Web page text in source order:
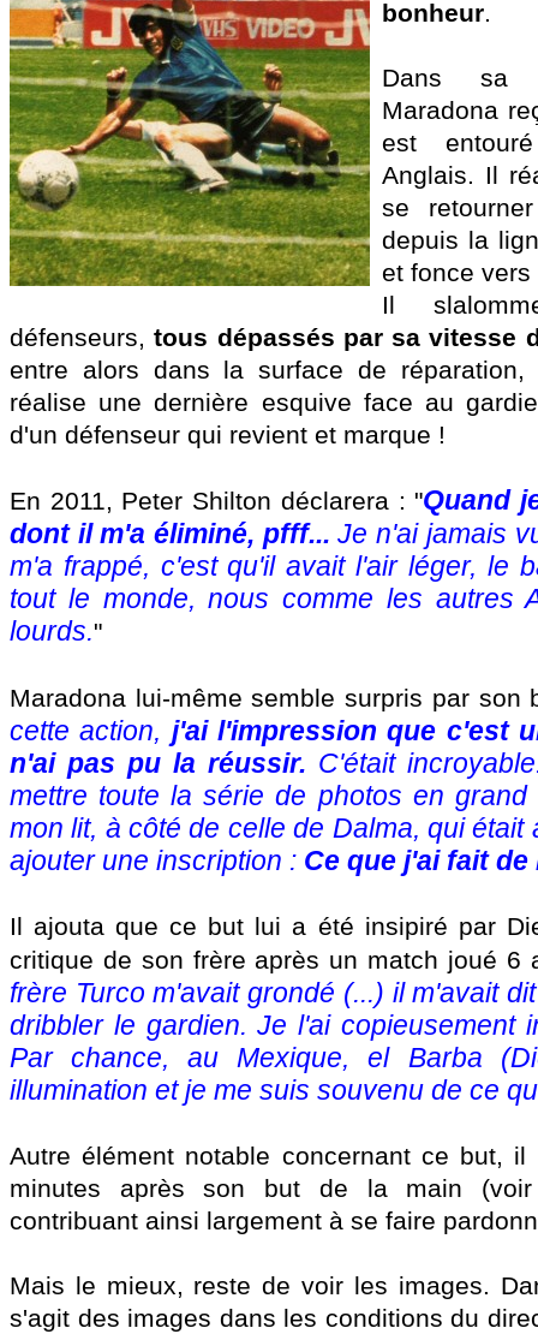
bonheur.
Dans sa
Maradona
est
Anglais. Il
se
depuis la
et fonce
Il
défenseurs,tous dépassés par sa vitesse
entre alors dans la surface de réparation,
réalise une dernière esquive face au
d'un défenseur qui revient et marque !
En 2011, Peter Shilton déclarera : "Quand
dont il m'a éliminé, pfff... Je n'ai jamais
m'a frappé, c'est qu'il avait l'air léger, le
tout le monde, nous comme les autres
lourds."
Maradona lui-même semble surpris par son
cette action, j'ai l'impression que c'est
n'ai pas pu la réussir. C'était
mettre toute la série de photos en
mon lit, à côté de celle de Dalma, qui était
ajouter une inscription : Ce que j'ai fait de
Il ajouta que ce but lui a été insipiré par
critique de son frère après un match joué 6
frère Turco m'avait grondé (...) il m'avait
dribbler le gardien. Je l'ai copieusement
Par chance, au Mexique, el Barba
illumination et je me suis souvenu de ce
Autre élément notable concernant ce but, il
minutes après son but de la main
contribuant ainsi largement à se faire
Mais le mieux, reste de voir les images.
s'agit des images dans les conditions du